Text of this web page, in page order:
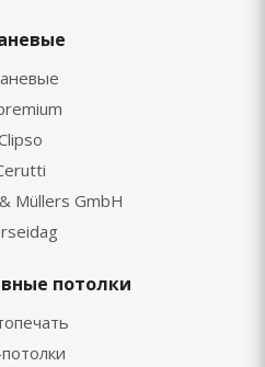
Müllers GmbH
потолки